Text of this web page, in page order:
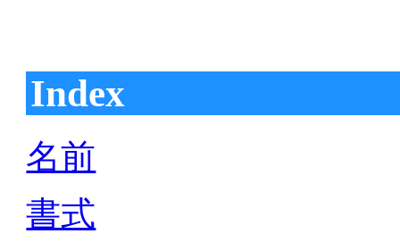
Index
名前
書式